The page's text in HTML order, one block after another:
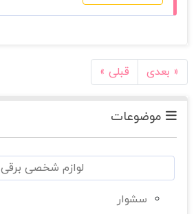
« قبلی بعدی »
موضوعات
لوازم شخصی برقی
سشوار